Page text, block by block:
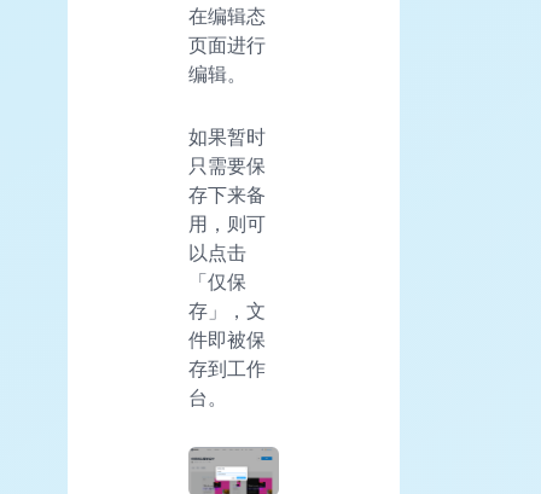
在编辑态
页面进行
编辑。
如果暂时
只需要保
存下来备
用，则可
以点击
「仅保
存」，文
件即被保
存到工作
台。